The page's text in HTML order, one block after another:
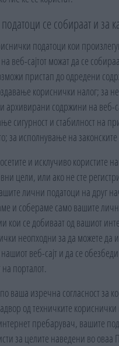
се собираат и за
податоци кои
веб-сајтот можат да се
пристап до одредени
кориснички налог; за
архивирани содржини на веб-
сигурност и стабилност на
за исполнување на
и исклучиво користите
цели, или ако не сте
лични податоци на друг
и собераме само вашите
кои се добиваат од вашиот
неопходни за да можете да
веб-сајт и да се
порталот.
ваша изречна согласност за
од техничките
пребарувач, вашите
за целите наведени во оваа